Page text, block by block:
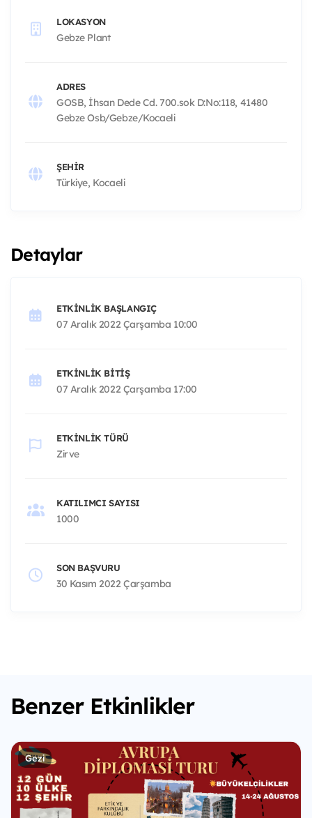
LOKASYON
Gebze Plant
ADRES
GOSB, İhsan Dede Cd. 700.sok D:No:118, 41480
Gebze Osb/Gebze/Kocaeli
ŞEHIR
Türkiye, Kocaeli
Detaylar
ETKINLIK BAŞLANGIÇ
07 Aralık 2022 Çarşamba 10:00
ETKINLIK BITIŞ
07 Aralık 2022 Çarşamba 17:00
ETKINLIK TÜRÜ
Zirve
KATILIMCI SAYISI
1000
SON BAŞVURU
30 Kasım 2022 Çarşamba
Benzer Etkinlikler
Gezi